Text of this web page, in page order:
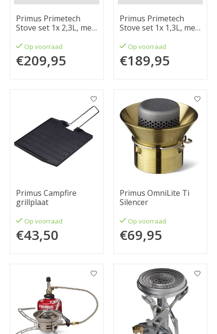
Primus Primetech
Stove set 1x 2,3L, met
Op voorraad
€209,95
Primus Primetech
Stove set 1x 1,3L, met
Op voorraad
€189,95
Primus Campfire
grillplaat
Op voorraad
€43,50
Primus OmniLite Ti
Silencer
Op voorraad
€69,95